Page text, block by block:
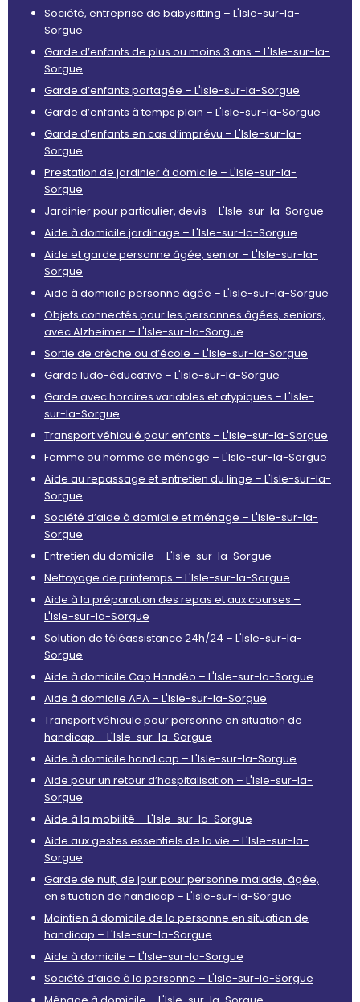
Société, entreprise de babysitting – L'Isle-sur-la-
Sorgue
Garde d’enfants de plus ou moins 3 ans – L'Isle-sur-la-
Sorgue
Garde d’enfants partagée – L'Isle-sur-la-Sorgue
Garde d’enfants à temps plein – L'Isle-sur-la-Sorgue
Garde d’enfants en cas d’imprévu – L'Isle-sur-la-
Sorgue
Prestation de jardinier à domicile – L'Isle-sur-la-
Sorgue
Jardinier pour particulier, devis – L'Isle-sur-la-Sorgue
Aide à domicile jardinage – L'Isle-sur-la-Sorgue
Aide et garde personne âgée, senior – L'Isle-sur-la-
Sorgue
Aide à domicile personne âgée – L'Isle-sur-la-Sorgue
Objets connectés pour les personnes âgées, seniors,
avec Alzheimer – L'Isle-sur-la-Sorgue
Sortie de crèche ou d’école – L'Isle-sur-la-Sorgue
Garde ludo-éducative – L'Isle-sur-la-Sorgue
Garde avec horaires variables et atypiques – L'Isle-
sur-la-Sorgue
Transport véhiculé pour enfants – L'Isle-sur-la-Sorgue
Femme ou homme de ménage – L'Isle-sur-la-Sorgue
Aide au repassage et entretien du linge – L'Isle-sur-la-
Sorgue
Société d’aide à domicile et ménage – L'Isle-sur-la-
Sorgue
Entretien du domicile – L'Isle-sur-la-Sorgue
Nettoyage de printemps – L'Isle-sur-la-Sorgue
Aide à la préparation des repas et aux courses –
L'Isle-sur-la-Sorgue
Solution de téléassistance 24h/24 – L'Isle-sur-la-
Sorgue
Aide à domicile Cap Handéo – L'Isle-sur-la-Sorgue
Aide à domicile APA – L'Isle-sur-la-Sorgue
Transport véhicule pour personne en situation de
handicap – L'Isle-sur-la-Sorgue
Aide à domicile handicap – L'Isle-sur-la-Sorgue
Aide pour un retour d’hospitalisation – L'Isle-sur-la-
Sorgue
Aide à la mobilité – L'Isle-sur-la-Sorgue
Aide aux gestes essentiels de la vie – L'Isle-sur-la-
Sorgue
Garde de nuit, de jour pour personne malade, âgée,
en situation de handicap – L'Isle-sur-la-Sorgue
Maintien à domicile de la personne en situation de
handicap – L'Isle-sur-la-Sorgue
Aide à domicile – L'Isle-sur-la-Sorgue
Société d’aide à la personne – L'Isle-sur-la-Sorgue